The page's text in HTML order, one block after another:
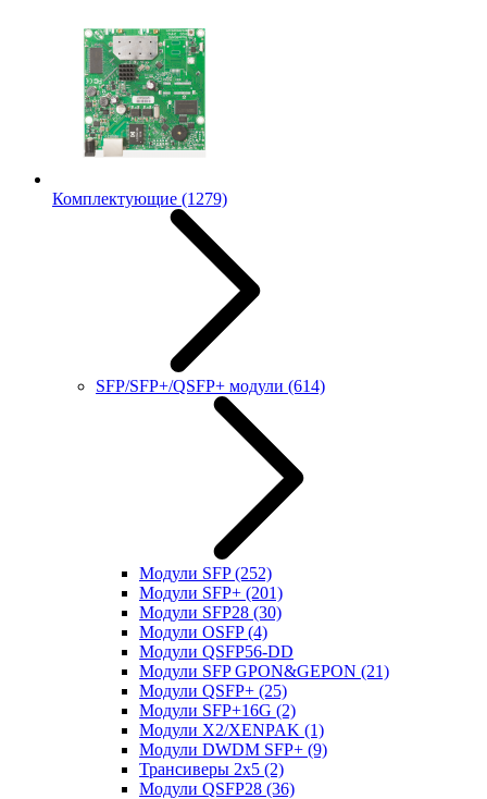
Комплектующие (1279)
SFP/SFP+/QSFP+ модули (614)
Модули SFP(252)
Модули SFP+ (201)
Модули SFP28 (30)
Модули OSFP(4)
Модули QSFP56-DD
Модули SFP GPON&GEPON (21)
Модули QSFP+ (25)
Модули SFP+16G (2)
Модули X2/XENPAK (1)
Модули DWDM SFP+ (9)
Трансиверы 2x5 (2)
Модули QSFP28 (36)